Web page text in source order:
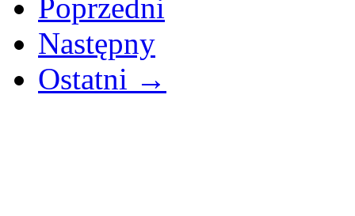
Poprzedni
Następny
Ostatni →